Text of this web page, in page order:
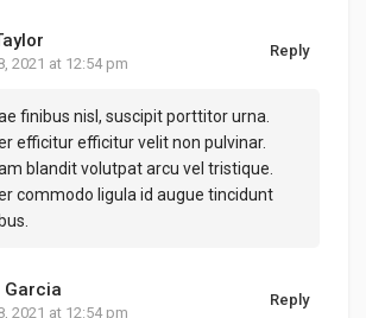
2021 at 12:54 pm
finibus nisl, suscipit porttitor urna.
efficitur efficitur velit non pulvinar.
blandit volutpat arcu vel tristique.
commodo ligula id augue tincidunt
Reply
Garcia
2021 at 12:54 pm
Reply